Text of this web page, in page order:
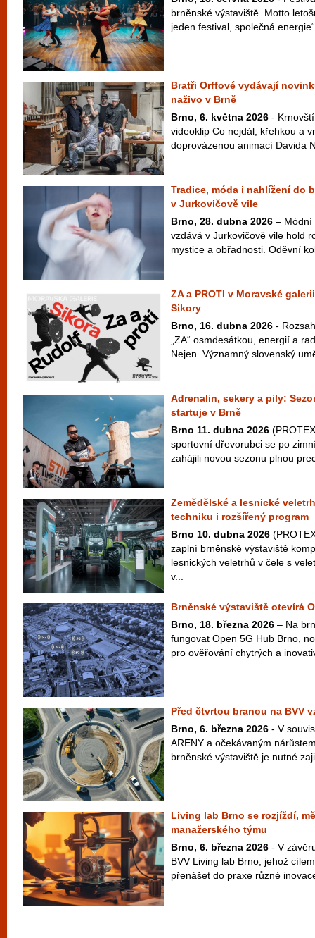
brněnské výstaviště. Motto
jeden festival, společná
Bratři Orffové vydávají
naživo v Brně
Brno, 6. května 2026 -
videoklip Co nejdál, křehkou a
doprovázenou animací Davida
Tradice, móda i nahlížení do
v Jurkovičově vile
Brno, 28. dubna 2026 – Módní
vzdává v Jurkovičově vile hold
mystice a obřadnosti. Oděvní
ZA a PROTI v Moravské
Sikory
Brno, 16. dubna 2026 -
„ZA“ osmdesátkou, energií a
Nejen. Významný slovenský
Adrenalin, sekery a pily:
startuje v Brně
Brno 11. dubna 2026
sportovní dřevorubci se po
zahájili novou sezonu plnou
Zemědělské a lesnické
techniku i rozšířený program
Brno 10. dubna 2026
zaplní brněnské výstaviště
lesnických veletrhů v čele s
v...
Brněnské výstaviště otevírá
Brno, 18. března 2026 – Na
fungovat Open 5G Hub Brno,
pro ověřování chytrých a
Před čtvrtou branou na BVV
Brno, 6. března 2026 - V
ARENY a očekávaným
brněnské výstaviště je nutné
Living lab Brno se rozjíždí,
manažerského týmu
Brno, 6. března 2026 - V
BVV Living lab Brno, jehož
přenášet do praxe různé